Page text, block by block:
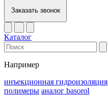
Заказать звонок
Каталог
Например
инъекционная гидроизоляция
полимеры аналог basorol